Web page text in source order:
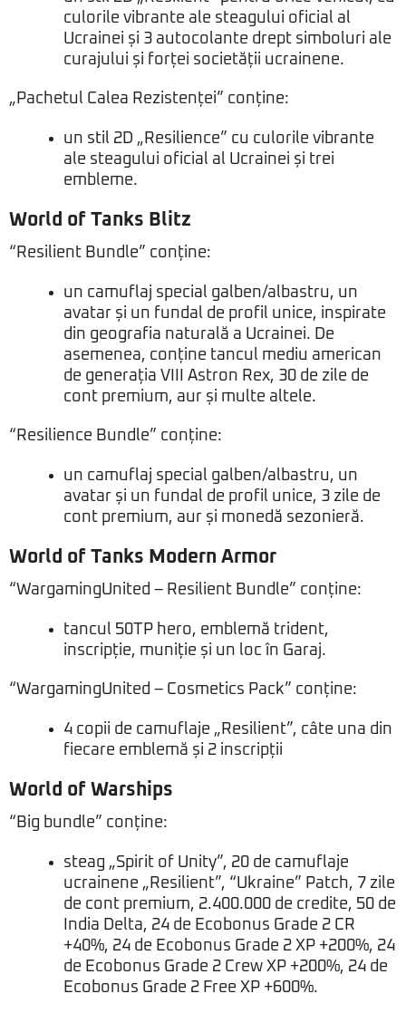
culorile vibrante ale steagului oficial al
Ucrainei și 3 autocolante drept simboluri ale
curajului și forței societății ucrainene.
„Pachetul Calea Rezistenței” conține:
un stil 2D „Resilience” cu culorile vibrante
ale steagului oficial al Ucrainei și trei
embleme.
World of Tanks Blitz
“Resilient Bundle” conține:
un camuflaj special galben/albastru, un
avatar și un fundal de profil unice, inspirate
din geografia naturală a Ucrainei. De
asemenea, conține tancul mediu american
de generația VIII Astron Rex, 30 de zile de
cont premium, aur și multe altele.
“Resilience Bundle” conține:
un camuflaj special galben/albastru, un
avatar și un fundal de profil unice, 3 zile de
cont premium, aur și monedă sezonieră.
World of Tanks Modern Armor
“WargamingUnited – Resilient Bundle” conține:
tancul 50TP hero, emblemă trident,
inscripție, muniție și un loc în Garaj.
“WargamingUnited – Cosmetics Pack” conține:
4 copii de camuflaje „Resilient”, câte una din
fiecare emblemă și 2 inscripții
World of Warships
“Big bundle” conține:
steag „Spirit of Unity”, 20 de camuflaje
ucrainene „Resilient”, “Ukraine” Patch, 7 zile
de cont premium, 2.400.000 de credite, 50 de
India Delta, 24 de Ecobonus Grade 2 CR
+40%, 24 de Ecobonus Grade 2 XP +200%, 24
de Ecobonus Grade 2 Crew XP +200%, 24 de
Ecobonus Grade 2 Free XP +600%.